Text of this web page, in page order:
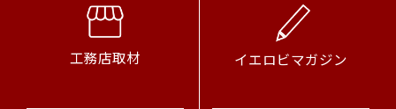
工務店取材 イエロビマガジン